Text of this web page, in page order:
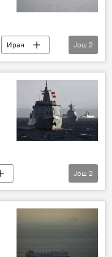
Иран
Још 2
Још 2